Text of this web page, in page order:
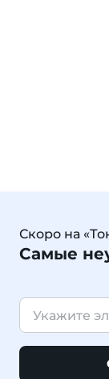
Скоро на
Самые